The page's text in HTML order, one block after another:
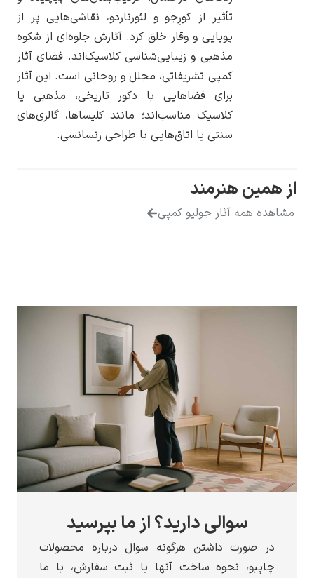
یوهانس فرمیر
پرفروش‌ترین
تابلوها
تأثیر از کورِجو و لئورناردو، نقاشی‌هایی پر از
پویایی و وقار خلق کرد. آثارش جلوه‌ای از شکوه
مذهبی و زیبایی‌شناسی کلاسیک‌اند. فضای آثار
کمپی تشریفاتی، مجلل و روحانی است. این آثار
برای فضاهایی با دکور تاریخی، مذهبی یا
کلاسیک مناسب‌اند؛ مانند کلیساها، گالری‌های
سنتی یا اتاق‌هایی با طراحی رنسانسی.
از همین هنرمند
مشاهده همه آثار جولیو کمپی
سوالی دارید؟ از ما بپرسید
در صورت داشتن هرگونه سوال درباره محصولات
چاپبو، نحوه ساخت آنها یا ثبت سفارش، با ما